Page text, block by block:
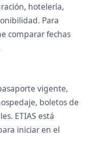
hotelería,
Para
comparar fechas
vigente,
boletos de
ETIAS está
iniciar en el